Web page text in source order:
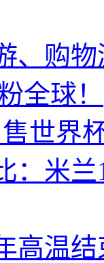
、购
全球！
世界
：米
高温